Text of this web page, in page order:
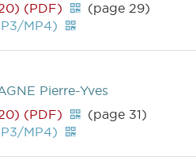
(PDF)
(page 29)
MP4)
Pierre-Yves
(PDF)
(page 31)
MP4)